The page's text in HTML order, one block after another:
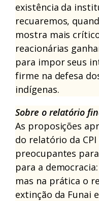
existência da
recuaremos,
mostra mais
reacionárias
para impor seus
firme na defesa
indígenas.
Sobre o relatório
As proposições
do relatório da
preocupantes
para a
mas na prática o
extinção da Funai